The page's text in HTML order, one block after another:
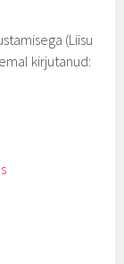
(Liisu
kirjutanud: